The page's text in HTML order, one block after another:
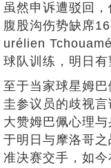
虽然申诉遭驳回
腹股沟伤势缺席
urélien
球队训练，明日有
至于当家球星姆
圭参议员的歧视言
大赞姆巴佩心理
于明日与摩洛哥
准决赛交手，如